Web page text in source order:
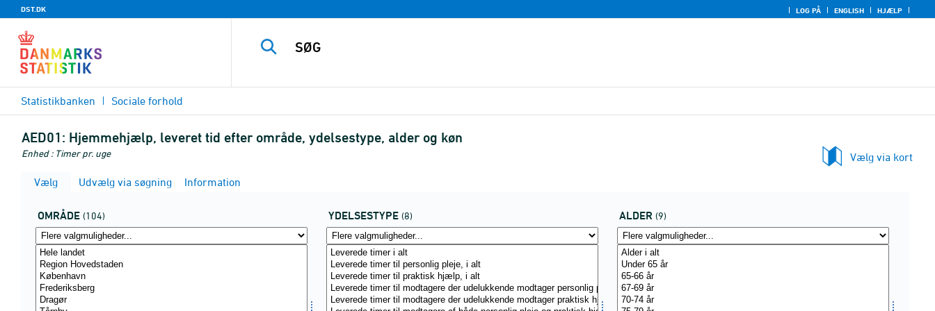
DST.DK LOG PÅ ENGLISH HJÆLP
Statistikbanken Sociale forhold
AED01: Hjemmehjælp, leveret tid efter område, ydelsestype, alder og køn
Enhed : Timer pr. uge
Vælg via kort
Vælg
Udvælg via søgning Information
OMRÅDE (104) YDELSESTYPE (8) ALDER (9)